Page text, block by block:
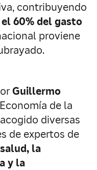
contribuyendo
el 60% del gasto
proviene
Guillermo
de la
diversas
de expertos de
salud, la
y la